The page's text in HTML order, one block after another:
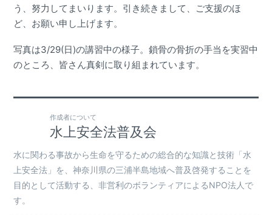
う、努力してまいります。引き続きまして、ご支援のほ
ど、お願い申し上げます。
写真は3/29(日)の講習中の様子。鎖骨の骨折の手当を実習中
のところ、皆さん真剣に取り組まれています。
作成者について
水上安全法普及会
水に関わる事故から生命を守るための総合的な知識と技術「水
上安全法」を、神奈川県の三浦半島地域へ普及啓発することを
目的として活動する、非営利のボランティアによるNPO法人で
す。